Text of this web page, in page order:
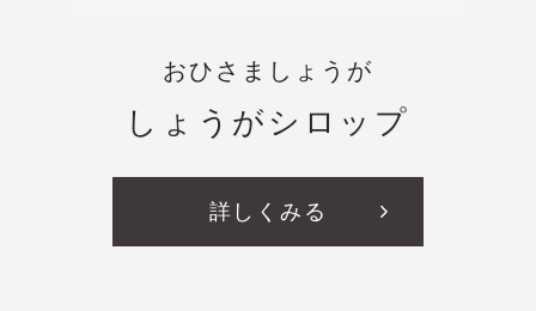
おひさましょうが
しょうがシロップ
詳しくみる